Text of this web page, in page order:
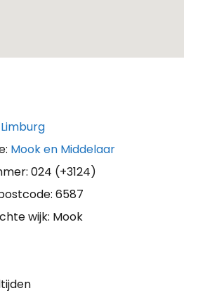
Limburg
Mook en Middelaar
024 (+3124)
6587
wijk: Mook